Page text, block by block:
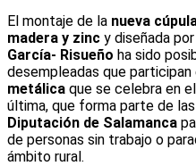
El montaje de la nueva
madera y zinc y diseñada
García- Risueño ha sido
desempleadas que participan
metálica que se celebra en
última, que forma parte de
Diputación de Salamanca
de personas sin trabajo o
ámbito rural.